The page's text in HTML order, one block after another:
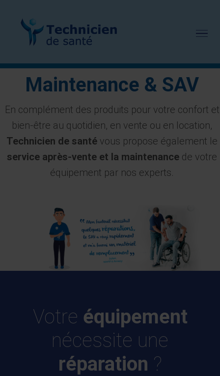
contenu
Maintenance & SAV
En complément des produits pour votre confort et
bien-être au quotidien, en vente ou en location,
Technicien de santé vous propose également le
service après-vente et la maintenance de votre
équipement par nos experts.
Votre équipement
nécessite une
réparation ?